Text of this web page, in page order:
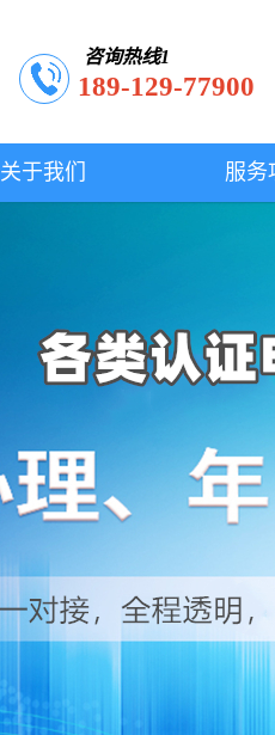
咨询热线1
189-129-77900
关于我们 服务